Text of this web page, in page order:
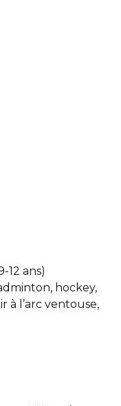
12 ans)
hockey,
à l’arc ventouse,